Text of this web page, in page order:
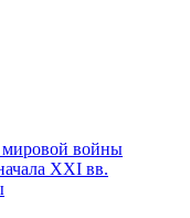
мировой войны
XXI вв.